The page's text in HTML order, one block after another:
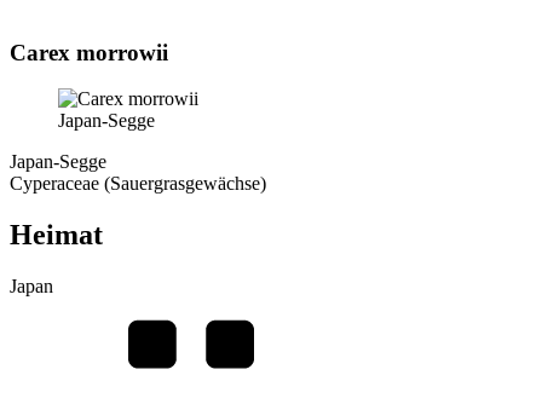
Carex morrowii
Japan-Segge
Japan-Segge
Cyperaceae (Sauergrasgewächse)
Heimat
Japan